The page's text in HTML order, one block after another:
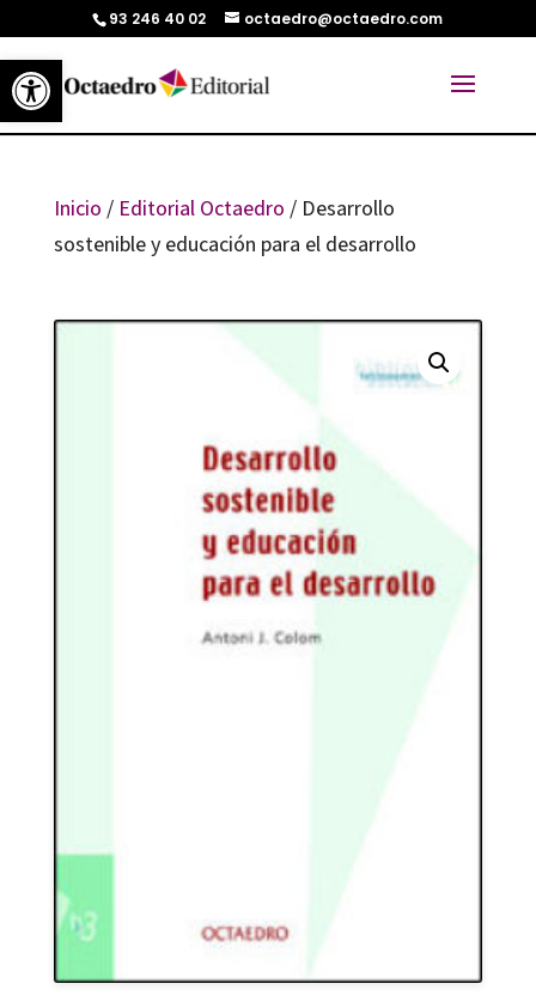
Abrir barra de herramientas
93 246 40 02 octaedro@octaedro.com
Inicio / Editorial Octaedro / Desarrollo
sostenible y educación para el desarrollo